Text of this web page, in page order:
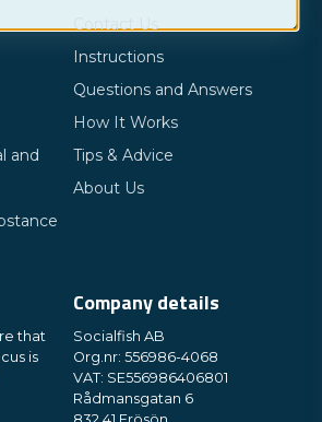
and
Contact Us
Instructions
Questions and Answers
How It Works
Tips & Advice
About Us
that
is
Company details
Socialfish AB
Org.nr: 556986-4068
VAT: SE556986406801
Rådmansgatan 6